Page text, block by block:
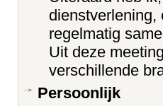
dienstverlening,
regelmatig
Uit deze
verschillende
Persoonlijk